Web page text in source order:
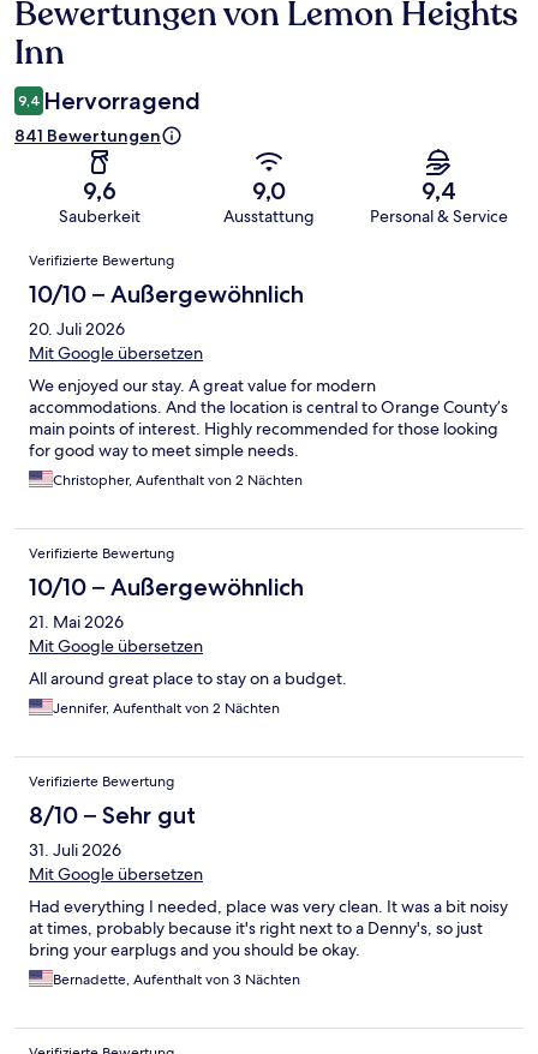
Bewertungen
Bewertungen von Lemon Heights
Inn
9,4 Hervorragend
841 Bewertungen
9,6
Sauberkeit
9,0
Ausstattung
9,4
Personal & Service
Bewertungen
Verifizierte Bewertung
10/10 – Außergewöhnlich
20. Juli 2026
Mit Google übersetzen
We enjoyed our stay. A great value for modern
accommodations. And the location is central to Orange County’s
main points of interest. Highly recommended for those looking
for good way to meet simple needs.
Christopher, Aufenthalt von 2 Nächten
Verifizierte Bewertung
10/10 – Außergewöhnlich
21. Mai 2026
Mit Google übersetzen
All around great place to stay on a budget.
Jennifer, Aufenthalt von 2 Nächten
Verifizierte Bewertung
8/10 – Sehr gut
31. Juli 2026
Mit Google übersetzen
Had everything I needed, place was very clean. It was a bit noisy
at times, probably because it's right next to a Denny's, so just
bring your earplugs and you should be okay.
Bernadette, Aufenthalt von 3 Nächten